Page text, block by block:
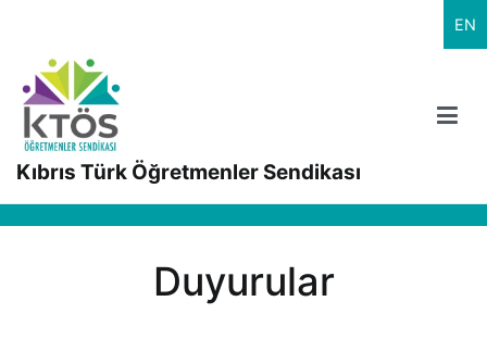
EN
Kıbrıs Türk Öğretmenler Sendikası
Duyurular